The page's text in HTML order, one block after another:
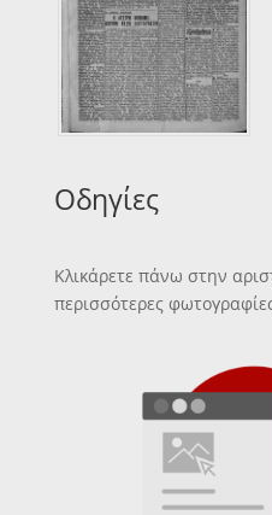
Οδηγίες
Κλικάρετε πάνω στην
περισσότερες